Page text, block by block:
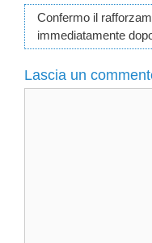
Confermo il
immediatamente
Lascia un